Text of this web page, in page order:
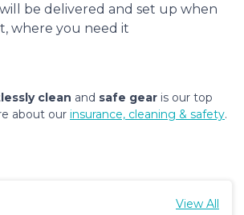
be delivered and set up when
where you need it
clean and safe gear is our top
about our insurance, cleaning & safety.
View All